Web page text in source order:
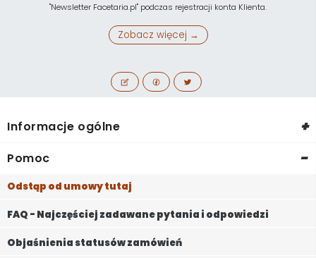
"Newsletter Facetaria.pl" podczas rejestracji konta Klienta.
Zobacz więcej →
Informacje ogólne +
Pomoc -
Odstąp od umowy tutaj
FAQ - Najczęściej zadawane pytania i odpowiedzi
Objaśnienia statusów zamówień